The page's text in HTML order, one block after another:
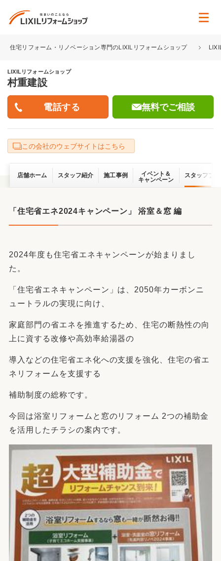
住宅リフォーム・リノベーション専門のLIXILリフォームショップ
LIXILリフォームショップ
村重建設
無料でご相談
この会社のウェブサイトはこちら
店舗ホーム スタッフ紹介 施工事例
イベント＆
キャンペーン
スタッフブ
「住宅省エネ2024キャンペーン」 浴室＆窓 編
2024年度も住宅省エネキャンペーンが始まりまし
た。
「住宅省エネキャンペーン」は、2050年カーボンニ
ュートラルの実現に向け、
家庭部門の省エネを推進するため、住宅の断熱性の向
上に資する改修や高効率給湯器の
導入などの住宅省エネ化への支援を強化、住宅の省エ
ネリフォームを支援する
補助制度の総称です。
今回は浴室リフォームと窓のリフォーム 2つの補助金
を活用したチラシの案内です。